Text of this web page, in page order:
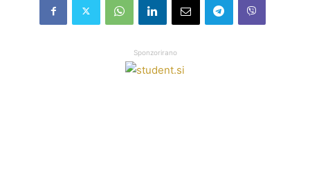
Sponzorirano